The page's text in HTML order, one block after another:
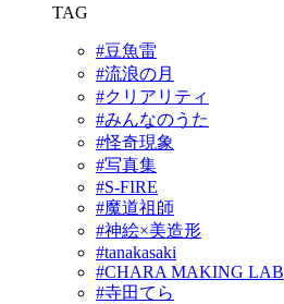
TAG
#豆魚雷
#流浪の月
#クリアリティ
#みんなのうた
#怪奇現象
#写真集
#S-FIRE
#魔道祖師
#神絵×美造形
#tanakasaki
#CHARA MAKING LAB
#寺田てら